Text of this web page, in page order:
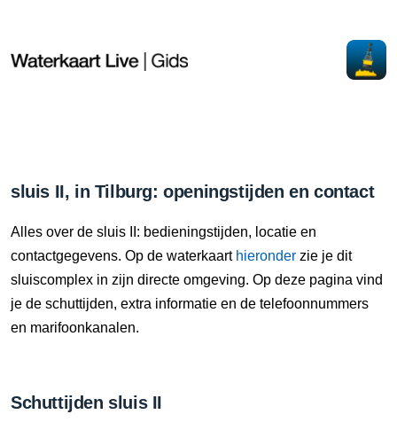
sluis II, in Tilburg: openingstijden en contact
Alles over de sluis II: bedieningstijden, locatie en
contactgegevens. Op de waterkaart hieronder zie je dit
sluiscomplex in zijn directe omgeving. Op deze pagina vind
je de schuttijden, extra informatie en de telefoonnummers
en marifoonkanalen.
Schuttijden sluis II